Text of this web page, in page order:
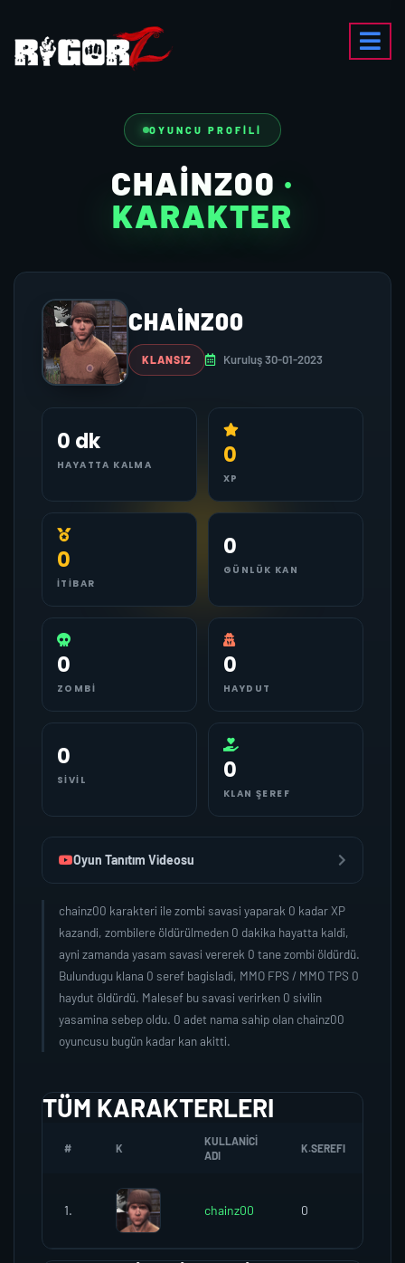
OYUNCU PROFILI
CHAINZ00 ·
KARAKTER
CHAINZ00
KLANSIZ Kuruluş 30-01-2023
0 dk
HAYATTA KALMA 0
XP
0
İTIBAR
0
GÜNLÜK KAN
0
ZOMBI
0
HAYDUT
0
SIVIL 0
KLAN ŞEREF
Oyun Tanıtım Videosu
chainz00 karakteri ile zombi savasi yaparak 0 kadar XP
kazandi, zombilere öldürülmeden 0 dakika hayatta kaldi,
ayni zamanda yasam savasi vererek 0 tane zombi öldürdü.
Bulundugu klana 0 seref bagisladi, MMO FPS / MMO TPS 0
haydut öldürdü. Malesef bu savasi verirken 0 sivilin
yasamina sebep oldu. 0 adet nama sahip olan chainz00
oyuncusu bugün kadar kan akitti.
TÜM KARAKTERLERI
# K
KULLANICI
ADI
K.SEREFI
1. chainz00 0